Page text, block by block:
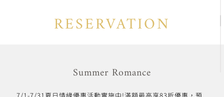
RESERVATION
Summer Romance
7/1-7/31夏日情緣優惠活動實施中!滿額最高享83折優惠，預